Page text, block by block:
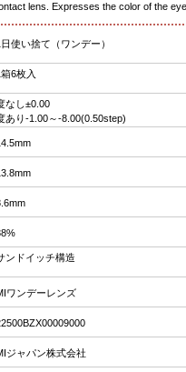
lens. Expresses the color of the
日使い捨て（ワンデー）
箱6枚入
なし±0.00
あり-1.00～-8.00(0.50step)
ンドイッチ構造
ワンデーレンズ
ジャパン株式会社